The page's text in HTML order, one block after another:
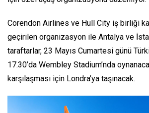
Corendon Airlines ve Hull City iş birliği
geçirilen organizasyon ile Antalya ve
taraftarlar, 23 Mayıs Cumartesi günü
17.30’da Wembley Stadium’nda
karşılaşması için Londra’ya taşınacak.